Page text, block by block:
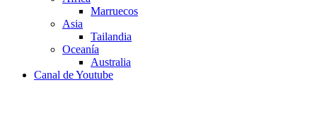
Marruecos
Asia
Tailandia
Oceanía
Australia
Canal de Youtube